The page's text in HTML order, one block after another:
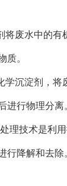
将废水中的有
。
学沉淀剂，将
行物理分离。
理技术是利
行降解和去